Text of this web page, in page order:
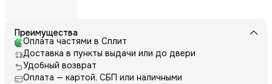
Преимущества
Оплата частями в Сплит
Доставка в пункты выдачи или до двери
Удобный возврат
Оплата — картой, СБП или наличными